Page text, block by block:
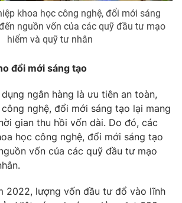
khoa học công nghệ, đổi mới sáng
nguồn vốn của các quỹ đầu tư mạo
hiểm và quỹ tư nhân
đổi mới sáng tạo
ngân hàng là ưu tiên an toàn,
nghệ, đổi mới sáng tạo lại mang
gian thu hồi vốn dài. Do đó, các
học công nghệ, đổi mới sáng tạo
vốn của các quỹ đầu tư mạo
2022, lượng vốn đầu tư đổ vào lĩnh